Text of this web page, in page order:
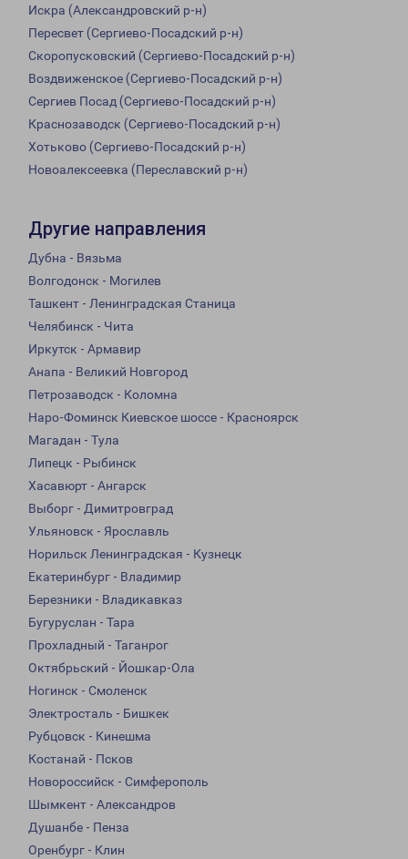
Искра (Александровский р-н)
Пересвет (Сергиево-Посадский р-н)
Скоропусковский (Сергиево-Посадский р-н)
Воздвиженское (Сергиево-Посадский р-н)
Сергиев Посад (Сергиево-Посадский р-н)
Краснозаводск (Сергиево-Посадский р-н)
Хотьково (Сергиево-Посадский р-н)
Новоалексеевка (Переславский р-н)
Другие направления
Дубна - Вязьма
Волгодонск - Могилев
Ташкент - Ленинградская Станица
Челябинск - Чита
Иркутск - Армавир
Анапа - Великий Новгород
Петрозаводск - Коломна
Наро-Фоминск Киевское шоссе - Красноярск
Магадан - Тула
Липецк - Рыбинск
Хасавюрт - Ангарск
Выборг - Димитровград
Ульяновск - Ярославль
Норильск Ленинградская - Кузнецк
Екатеринбург - Владимир
Березники - Владикавказ
Бугуруслан - Тара
Прохладный - Таганрог
Октябрьский - Йошкар-Ола
Ногинск - Смоленск
Электросталь - Бишкек
Рубцовск - Кинешма
Костанай - Псков
Новороссийск - Симферополь
Шымкент - Александров
Душанбе - Пенза
Оренбург - Клин